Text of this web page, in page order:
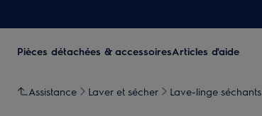
Pièces détachées & accessoiresArticles d'aide
Assistance Laver et sécher Lave-linge séchants